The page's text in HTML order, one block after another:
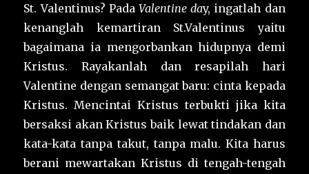
St. Valentinus? Pada Valentine day, ingatlah dan
kenanglah kemartiran St.Valentinus yaitu
bagaimana ia mengorbankan hidupnya demi
Kristus. Rayakanlah dan resapilah hari
Valentine dengan semangat baru: cinta kepada
Kristus. Mencintai Kristus terbukti jika kita
bersaksi akan Kristus baik lewat tindakan dan
kata-kata tanpa takut, tanpa malu. Kita harus
berani mewartakan Kristus di tengah-tengah